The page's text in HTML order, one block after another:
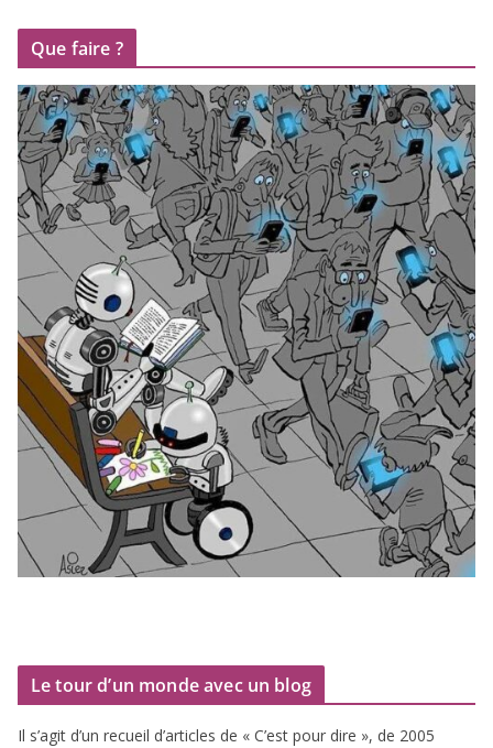
Que faire ?
Le tour d’un monde avec un blog
Il s’agit d’un recueil d’ar­ticles de « C’est pour dire », de 2005